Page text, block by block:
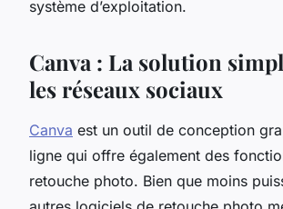
système d’exploitation.
Canva : La solution
les réseaux sociaux
Canva est un outil de conception
ligne qui offre également des
retouche photo. Bien que moins